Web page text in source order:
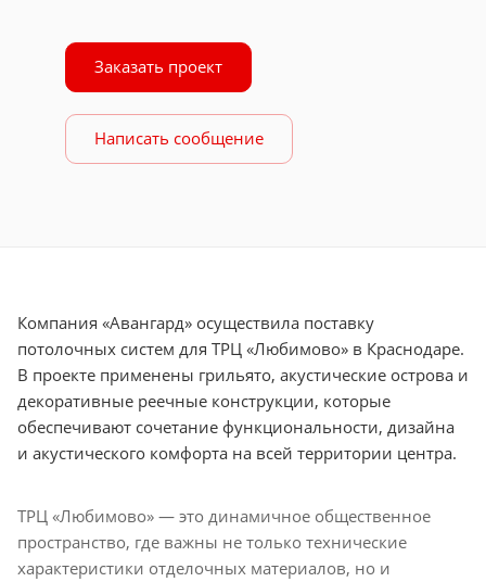
Заказать проект
Написать сообщение
Компания «Авангард» осуществила поставку
потолочных систем для ТРЦ «Любимово» в Краснодаре.
В проекте применены грильято, акустические острова и
декоративные реечные конструкции, которые
обеспечивают сочетание функциональности, дизайна
и акустического комфорта на всей территории центра.
ТРЦ «Любимово» — это динамичное общественное
пространство, где важны не только технические
характеристики отделочных материалов, но и